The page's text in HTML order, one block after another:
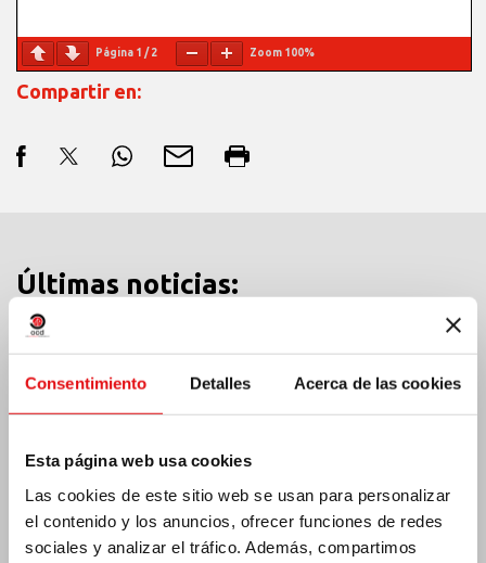
Consentimiento Detalles Acerca de las cookies
Esta página web usa cookies
Las cookies de este sitio web se usan para personalizar
el contenido y los anuncios, ofrecer funciones de redes
sociales y analizar el tráfico. Además, compartimos
Página 1 /2 Zoom 100%
Compartir en:
Últimas noticias:
MÉXICO: ASAMBLEA PLENARIA OCD